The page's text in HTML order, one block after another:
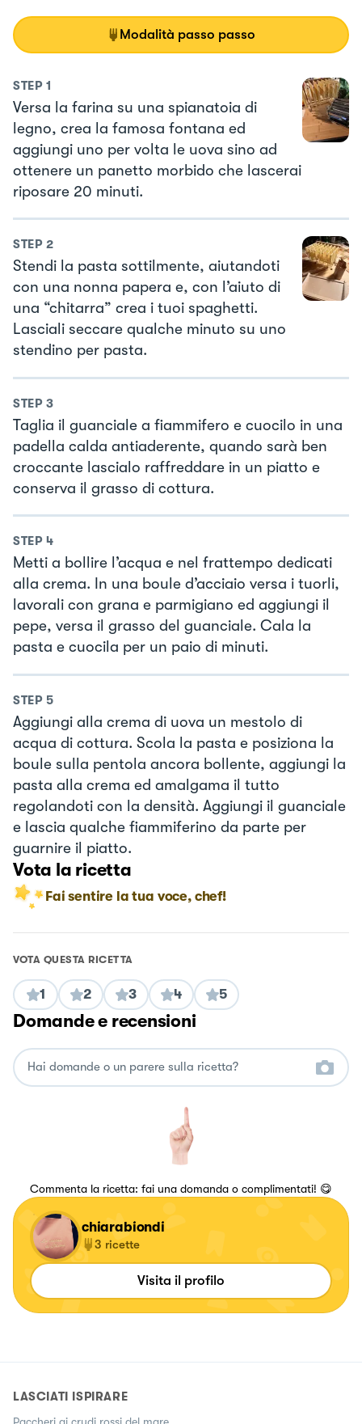
Modalità passo passo
STEP 1
Versa la farina su una spianatoia di
legno, crea la famosa fontana ed
aggiungi uno per volta le uova sino ad
ottenere un panetto morbido che lascerai
riposare 20 minuti.
STEP 2
Stendi la pasta sottilmente, aiutandoti
con una nonna papera e, con l’aiuto di
una “chitarra” crea i tuoi spaghetti.
Lasciali seccare qualche minuto su uno
stendino per pasta.
STEP 3
Taglia il guanciale a fiammifero e cuocilo in una
padella calda antiaderente, quando sarà ben
croccante lascialo raffreddare in un piatto e
conserva il grasso di cottura.
STEP 4
Metti a bollire l’acqua e nel frattempo dedicati
alla crema. In una boule d’acciaio versa i tuorli,
lavorali con grana e parmigiano ed aggiungi il
pepe, versa il grasso del guanciale. Cala la
pasta e cuocila per un paio di minuti.
STEP 5
Aggiungi alla crema di uova un mestolo di
acqua di cottura. Scola la pasta e posiziona la
boule sulla pentola ancora bollente, aggiungi la
pasta alla crema ed amalgama il tutto
regolandoti con la densità. Aggiungi il guanciale
e lascia qualche fiammiferino da parte per
guarnire il piatto.
Vota la ricetta
Fai sentire la tua voce, chef!
VOTA QUESTA RICETTA
1 2 3 4 5
Domande e recensioni
Commenta la ricetta: fai una domanda o complimentati! 😋
chiarabiondi
3 ricette
Visita il profilo
LASCIATI ISPIRARE
Paccheri ai crudi rossi del mare